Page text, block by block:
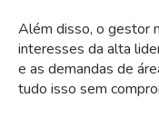
Além disso, o gestor
interesses da alta
e as demandas de
tudo isso sem